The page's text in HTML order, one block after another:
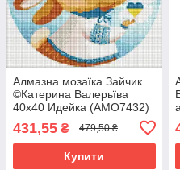
Алмазна мозаїка Зайчик
©Катерина Валерьїва
40х40 Идейка (AMO7432)
431,55 ₴ 479,50 ₴
Купити